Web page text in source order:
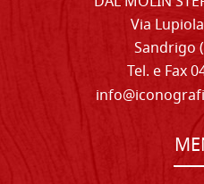
Via
Sandrigo
Tel. e Fax